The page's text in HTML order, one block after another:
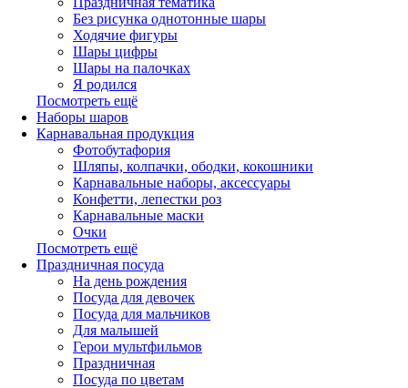
Без рисунка однотонные шары
Ходячие фигуры
Шары цифры
Шары на палочках
Я родился
Посмотреть ещё
Наборы шаров
Карнавальная продукция
Фотобутафория
Шляпы, колпачки, ободки, кокошники
Карнавальные наборы, аксессуары
Конфетти, лепестки роз
Карнавальные маски
Очки
Посмотреть ещё
Праздничная посуда
На день рождения
Посуда для девочек
Посуда для мальчиков
Для малышей
Герои мультфильмов
Праздничная
Посуда по цветам